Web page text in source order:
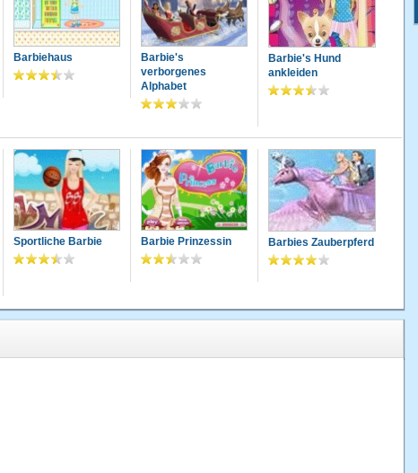
Barbiehaus
Barbie's
verborgenes
Alphabet
Barbie's Hund
ankleiden
Sportliche Barbie Barbie Prinzessin Barbies Zauberpferd